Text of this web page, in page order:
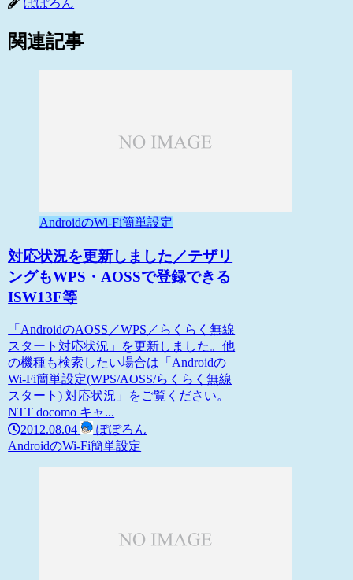
関連記事
AndroidのWi-Fi簡単設定
対応状況を更新しました／テザリ
ングもWPS・AOSSで登録できる
ISW13F等
「AndroidのAOSS／WPS／らくらく無線
スタート対応状況」を更新しました。他
の機種も検索したい場合は「Androidの
Wi-Fi簡単設定(WPS/AOSS/らくらく無線
スタート) 対応状況」をご覧ください。
NTT docomo キャ...
2012.08.04
ぽぽろん
AndroidのWi-Fi簡単設定